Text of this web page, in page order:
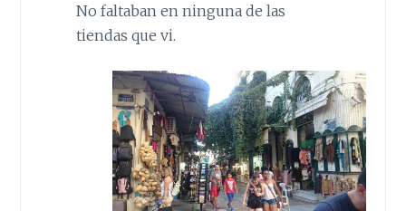
No faltaban en ninguna de las
tiendas que vi.